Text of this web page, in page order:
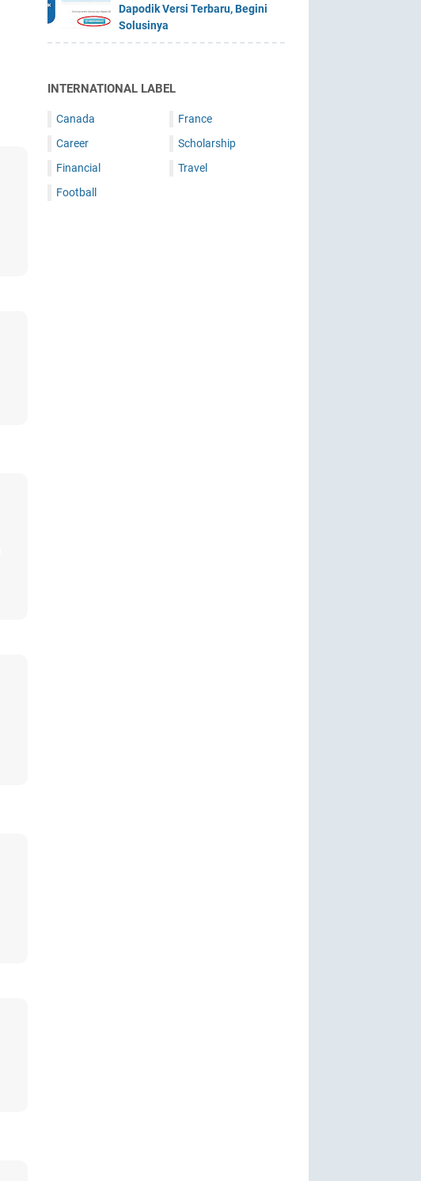
Dapodik Versi Terbaru, Begini
Solusinya
INTERNATIONAL LABEL
Canada
Career
Financial
Football
France
Scholarship
Travel